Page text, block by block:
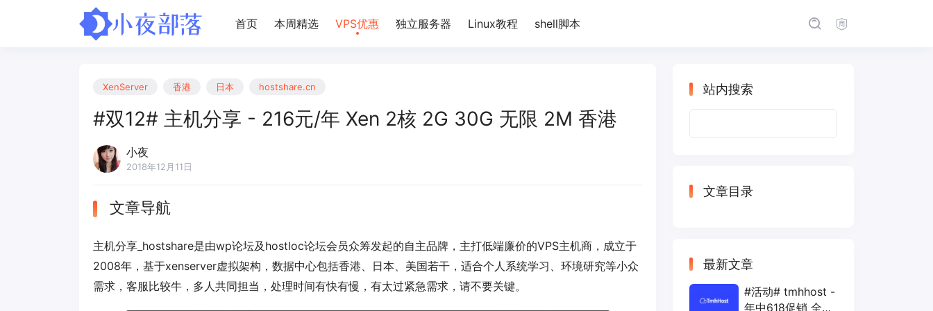
首页 本周精选 VPS优惠 独立服务器 Linux教程 shell脚本
XenServer 香港 日本 hostshare.cn
#双12# 主机分享 - 216元/年 Xen 2核 2G 30G 无限 2M 香港
小夜
2018年12月11日
文章导航
主机分享_hostshare是由wp论坛及hostloc论坛会员众筹发起的自主品牌，主打低端廉价的VPS主机商，成立于
2008年，基于xenserver虚拟架构，数据中心包括香港、日本、美国若干，适合个人系统学习、环境研究等小众
需求，客服比较牛，多人共同担当，处理时间有快有慢，有太过紧急需求，请不要关键。
站内搜索
文章目录
最新文章
#活动# tmhhost -
年中618促销 全场